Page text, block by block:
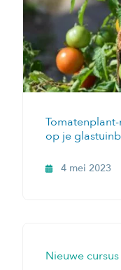
op je
4 mei 2023
Nieuwe cursus